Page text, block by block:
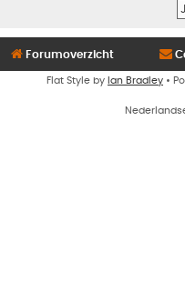
Forumoverzicht
Flat Style by Ian Bradley •